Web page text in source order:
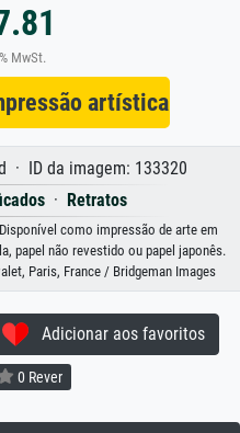
MwSt.
artística
· ID da imagem: 133320
· Retratos
como impressão de arte em
papel não revestido ou papel japonês.
Paris, France / Bridgeman Images
Adicionar aos favoritos
0 Rever